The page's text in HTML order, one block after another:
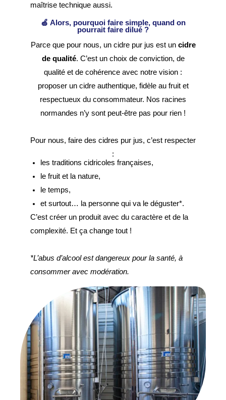
maîtrise technique aussi.
🍏 Alors, pourquoi faire simple, quand on
pourrait faire dilué ?
Parce que pour nous, un cidre pur jus est un cidre
de qualité. C’est un choix de conviction, de
qualité et de cohérence avec notre vision :
proposer un cidre authentique, fidèle au fruit et
respectueux du consommateur. Nos racines
normandes n’y sont peut-être pas pour rien !
Pour nous, faire des cidres pur jus, c’est respecter
:
les traditions cidricoles françaises,
le fruit et la nature,
le temps,
et surtout… la personne qui va le déguster*.
C’est créer un produit avec du caractère et de la
complexité. Et ça change tout !
*L’abus d’alcool est dangereux pour la santé, à
consommer avec modération.